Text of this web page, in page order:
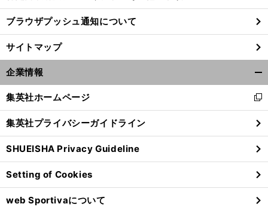
ブラウザプッシュ通知について
サイトマップ
企業情報
閉
る
集英社ホームページ
新
し
い
ウ
ィ
ン
ド
ウ
で
集英社プライバシーガイドライン
SHUEISHA Privacy Guideline
Setting of Cookies
web Sportivaについて